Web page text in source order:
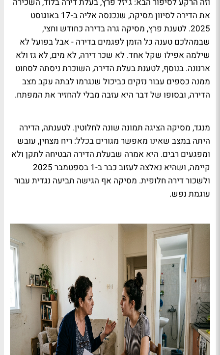
את הדירה לסיוון מסיקה, שנכנסה אליה ב-17 באוגוסט
2025. לטענת פרץ, מסיקה גרה בדירה כחודש וחצי,
שבמהלכם טענה כל הזמן לפגמים בדירה - אבל בפועל לא
שילמה אפילו שקל אחד. לא שכר דירה, לא מים, לא גז ולא
ארנונה. בנוסף, לטענת בעלת הדירה, השוכרת ניסתה לסחוט
ממנה כספים עבור נזקים כביכול שנגרמו לבתה עקב מצב
הדירה, ובסופו של דבר היא עזבה מבלי להחזיר את המפתח.
מנגד, מסיקה הציגה תמונה שונה לחלוטין. לטענתה, הדירה
היתה במצב שאינו מאפשר מגורים בכלל: ריח מצחין, עובש
ומפגעים רבים. היא אמרה שבעלת הדירה הבטיחה לתקן ולא
קיימה, ושהיא נאלצה לעזוב כבר ב-1 בספטמבר 2025
ולשכור דירה חלופית. מסיקה אף הגישה תביעה נגדית עבור
עוגמת נפש.